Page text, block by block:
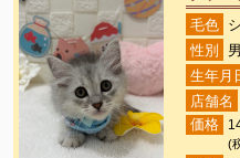
毛色
性別
生年月
店舗名
価格
(